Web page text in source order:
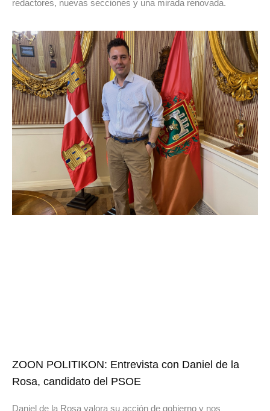
redactores, nuevas secciones y una mirada renovada.
ZOON POLITIKON: Entrevista con Daniel de la
Rosa, candidato del PSOE
Daniel de la Rosa valora su acción de gobierno y nos